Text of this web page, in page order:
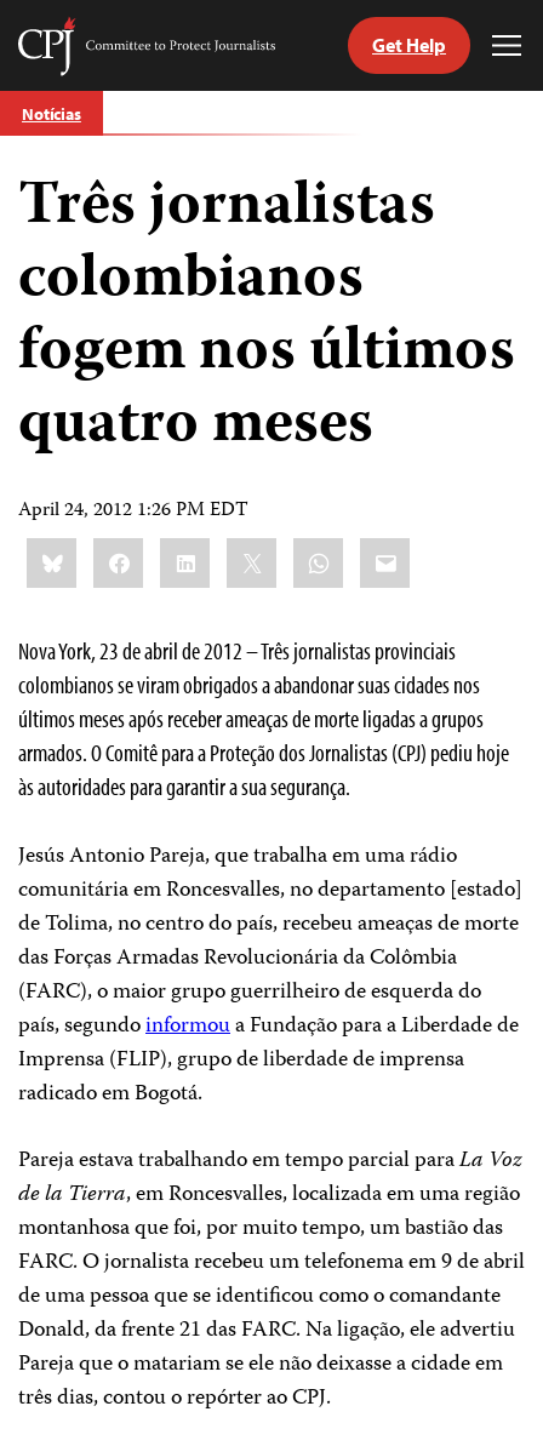
Skip
to
Committee
Journalists
Get Help
Notícias
Três jornalistas
colombianos
fogem nos últimos
quatro meses
April 24, 2012 1:26 PM EDT
Share
this:BlueskyFacebookLinkedIn WhatsApp
Email
Nova York, 23 de abril de 2012 – Três jornalistas provinciais
colombianos se viram obrigados a abandonar suas cidades nos
últimos meses após receber ameaças de morte ligadas a grupos
armados. O Comitê para a Proteção dos Jornalistas (CPJ) pediu hoje
às autoridades para garantir a sua segurança.
Jesús Antonio Pareja, que trabalha em uma rádio
comunitária em Roncesvalles, no departamento [estado]
de Tolima, no centro do país, recebeu ameaças de morte
das Forças Armadas Revolucionária da Colômbia
(FARC), o maior grupo guerrilheiro de esquerda do
país, segundoinformoua Fundação para a Liberdade de
Imprensa (FLIP), grupo de liberdade de imprensa
radicado em Bogotá.
Pareja estava trabalhando em tempo parcial paraLa Voz
de la Tierra, em Roncesvalles, localizada em uma região
montanhosa que foi, por muito tempo, um bastião das
FARC. O jornalista recebeu um telefonema em 9 de abril
de uma pessoa que se identificou como o comandante
Donald, da frente 21 das FARC. Na ligação, ele advertiu
Pareja que o matariam se ele não deixasse a cidade em
três dias, contou o repórter ao CPJ.